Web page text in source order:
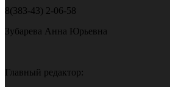
8(383-43) 2-06-58
Зубарева Анна Юрьевна
Главный редактор: